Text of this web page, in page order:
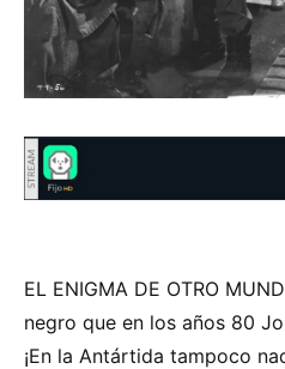
EL ENIGMA DE OTRO
negro que en los años 80
¡En la Antártida tampoco